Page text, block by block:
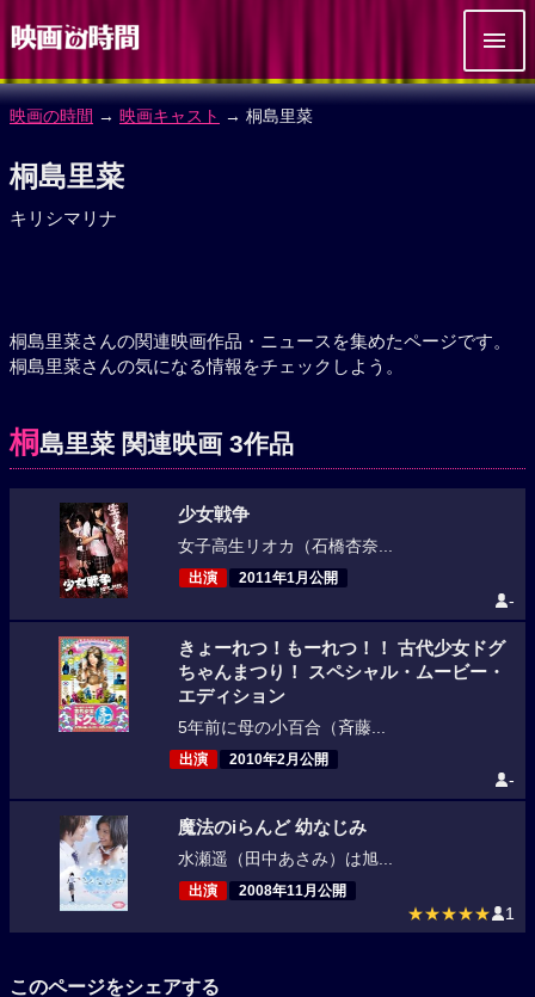
映画の時間 → 映画キャスト → 桐島里菜
桐島里菜
キリシマリナ
桐島里菜さんの関連映画作品・ニュースを集めたページです。
桐島里菜さんの気になる情報をチェックしよう。
桐島里菜 関連映画 3作品
少女戦争
女子高生リオカ（石橋杏奈...
出演 2011年1月公開
-
きょーれつ！もーれつ！！ 古代少女ドグ
ちゃんまつり！ スペシャル・ムービー・
エディション
5年前に母の小百合（斉藤...
出演 2010年2月公開
-
魔法のiらんど 幼なじみ
水瀬遥（田中あさみ）は旭...
出演 2008年11月公開
★★★★★ 1
このページをシェアする